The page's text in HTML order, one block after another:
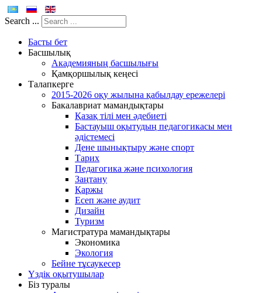
Search ...
Басты бет
Басшылық
Академияның басшылығы
Қамқоршылық кеңесі
Талапкерге
2015-2026 оқу жылына қабылдау ережелері
Бакалавриат мамандықтары
Қазақ тілі мен әдебиеті
Бастауыш оқытудың педагогикасы мен
әдістемесі
Дене шынықтыру және спорт
Тарих
Педагогика және психология
Заңтану
Қаржы
Есеп және аудит
Дизайн
Туризм
Магистратура мамандықтары
Экономика
Экология
Бейне тұсаукесер
Үздік оқытушылар
Біз туралы